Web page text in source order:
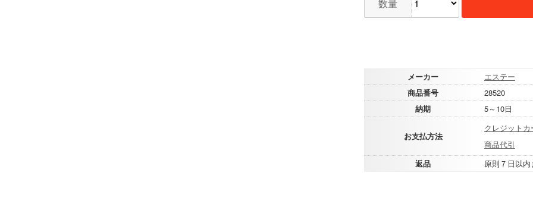
数量
メーカー
エステー
商品番号
28520
納期
5～10日
お支払方法
クレジットカ
商品代引
返品
原則７日以内